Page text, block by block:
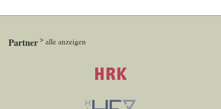
Partner alle anzeigen